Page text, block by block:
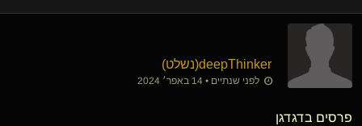
deepThinker​(נשלט)
לפני שנתיים • 14 באפר׳ 2024
פרסים בדגדגן